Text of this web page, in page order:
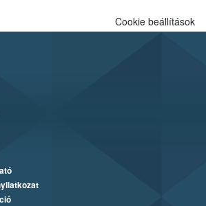
Cookie beállítások